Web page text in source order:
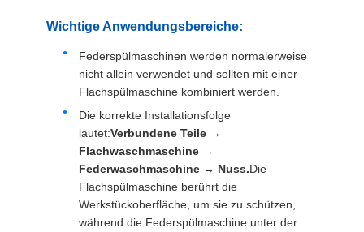
Wichtige Anwendungsbereiche:
Federspülmaschinen werden normalerweise
nicht allein verwendet und sollten mit einer
Flachspülmaschine kombiniert werden.
Die korrekte Installationsfolge
lautet:Verbundene Teile →
Flachwaschmaschine →
Federwaschmaschine → Nuss.Die
Flachspülmaschine berührt die
Werkstückoberfläche, um sie zu schützen,
während die Federspülmaschine unter der